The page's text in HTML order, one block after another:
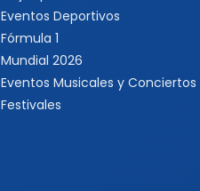
Eventos Deportivos
Fórmula 1
Mundial 2026
Eventos Musicales y Conciertos
Festivales